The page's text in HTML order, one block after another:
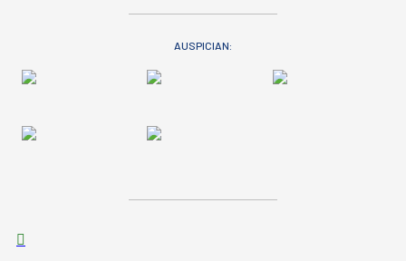
AUSPICIAN: